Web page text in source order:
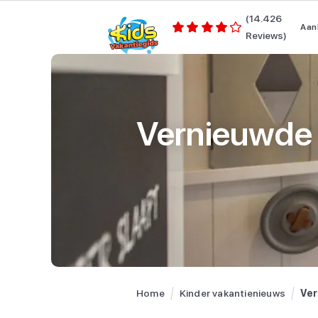
(14.426
Reviews)
Home Kinder vakantienieuws